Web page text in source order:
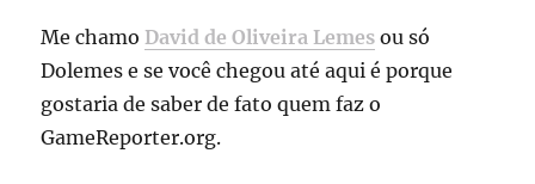
Me chamo David de Oliveira Lemes ou só
Dolemes e se você chegou até aqui é porque
gostaria de saber de fato quem faz o
GameReporter.org.